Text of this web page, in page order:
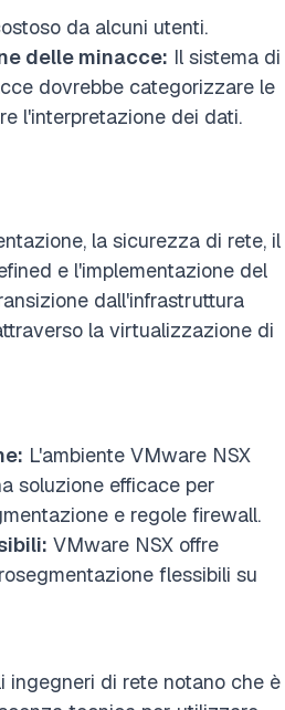
da alcuni utenti.
delle minacce: Il sistema di
dovrebbe categorizzare le
l'interpretazione dei dati.
la sicurezza di rete, il
e l'implementazione del
dall'infrastruttura
la virtualizzazione di
L'ambiente VMware NSX
soluzione efficace per
e regole firewall.
VMware NSX offre
flessibili su
ingegneri di rete notano che è